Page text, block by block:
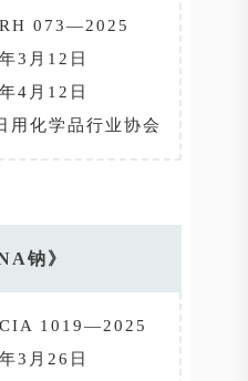
073—2025
3月12日
4月12日
用化学品行业协会
钠》
1019—2025
3月26日